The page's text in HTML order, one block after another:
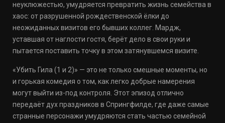
неуклюжестью, умудряется превратить жизнь семейства в
хаос: от разрушенной рождественской ёлки до
неожиданных визитов его бывших коллег. Мардж,
уставшая от наглости гостя, берёт дело в свои руки и
пытается поставить точку в этом затянувшемся визите.
«Убить Гила (1 и 2)» — это не только смешные моменты, но
и горькая комедия о том, как легко добрые намерения
могут выйти из-под контроля. Этот эпизод отлично
передаёт дух праздников в Спрингфилде, где даже самые
странные персонажи умудряются стать частью семейной